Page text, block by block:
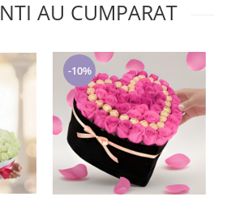
AU CUMPARAT
-10%